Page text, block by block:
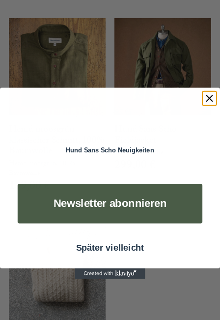
139,00€
100% Baumwolle
Hund Sans Scho Neuigkeiten
Newsletter abonnieren
Später vielleicht